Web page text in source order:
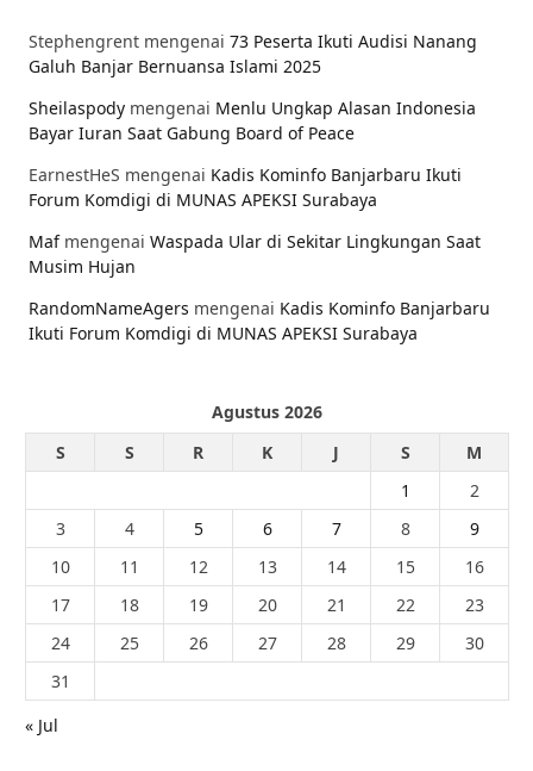
Stephengrent mengenai 73 Peserta Ikuti Audisi Nanang
Galuh Banjar Bernuansa Islami 2025
Sheilaspody mengenai Menlu Ungkap Alasan Indonesia
Bayar Iuran Saat Gabung Board of Peace
EarnestHeS mengenai Kadis Kominfo Banjarbaru Ikuti
Forum Komdigi di MUNAS APEKSI Surabaya
Mafmengenai Waspada Ular di Sekitar Lingkungan Saat
Musim Hujan
RandomNameAgers mengenai Kadis Kominfo Banjarbaru
Ikuti Forum Komdigi di MUNAS APEKSI Surabaya
Agustus 2026
S
S R K J S
M
1
2
3
4 5 6 7 8
9
10
11 12 13 14 15
16
17
18 19 20 21 22
23
24
25 26 27 28 29
30
31
« Jul